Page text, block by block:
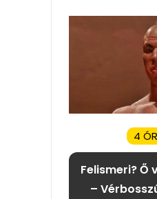
4
Felismeri? Ő
–